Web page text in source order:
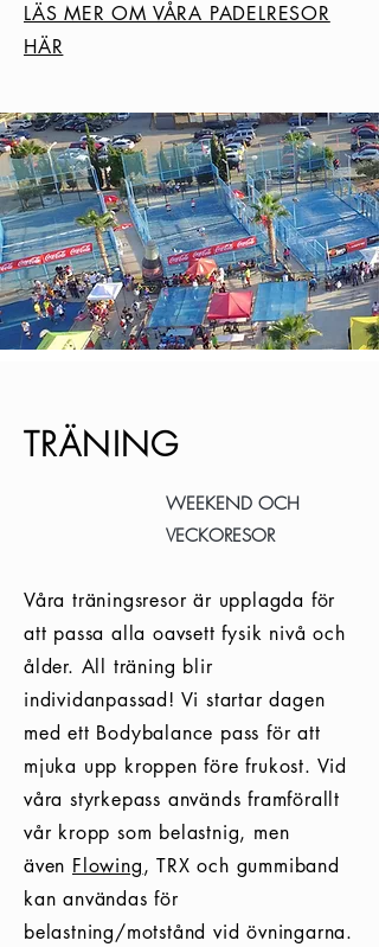
LÄS MER OM VÅRA PADELRESOR
HÄR
TRÄNING
WEEKEND OCH
VECKORESOR
Våra träningsresor är upplagda för
att passa alla oavsett fysik nivå och
ålder. All träning blir
individanpassad! Vi startar dagen
med ett Bodybalance pass för att
mjuka upp kroppen före frukost. Vid
våra styrkepass används framförallt
vår kropp som belastnig, men
även Flowing, TRX och gummiband
kan användas för
belastning/motstånd vid övningarna.